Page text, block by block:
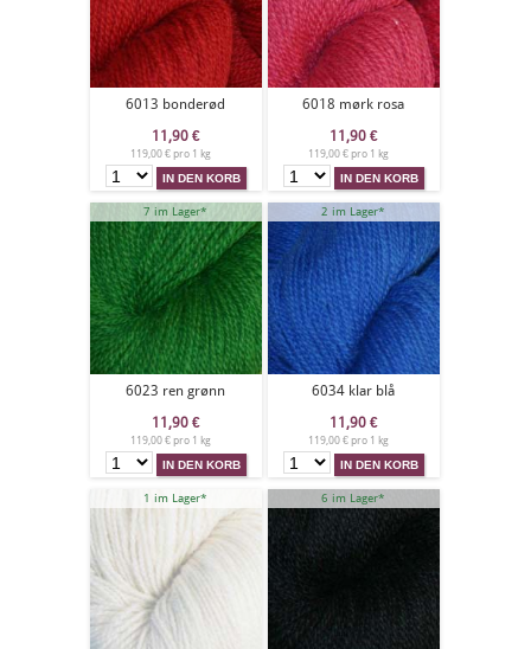
6013 bonderød
11,90 €
119,00 € pro 1 kg
6018 mørk rosa
11,90 €
119,00 € pro 1 kg
7 im Lager*
6023 ren grønn
11,90 €
119,00 € pro 1 kg
2 im Lager*
6034 klar blå
11,90 €
119,00 € pro 1 kg
1 im Lager* 6 im Lager*